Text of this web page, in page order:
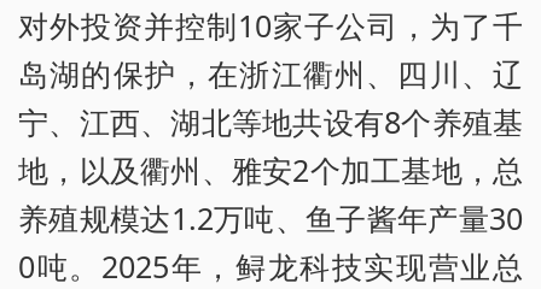
对外投资并控制10家子公司，为了千
岛湖的保护，在浙江衢州、四川、辽
宁、江西、湖北等地共设有8个养殖基
地，以及衢州、雅安2个加工基地，总
养殖规模达1.2万吨、鱼子酱年产量30
0吨。2025年，鲟龙科技实现营业总